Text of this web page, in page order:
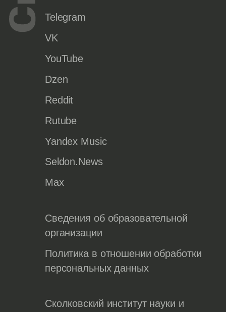
Telegram
VK
YouTube
Dzen
Reddit
Rutube
Yandex Music
Seldon.News
Max
Сведения об образовательной
организации
Политика в отношении обработки
персональных данных
Сколковский институт науки и